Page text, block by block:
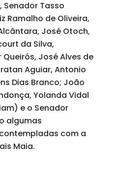
Senador Tasso
Ramalho de Oliveira,
José Otoch,
da Silva,
José Alves de
Aguiar, Antonio
Dias Branco; João
Yolanda Vidal
e o Senador
algumas
com a
Maia.